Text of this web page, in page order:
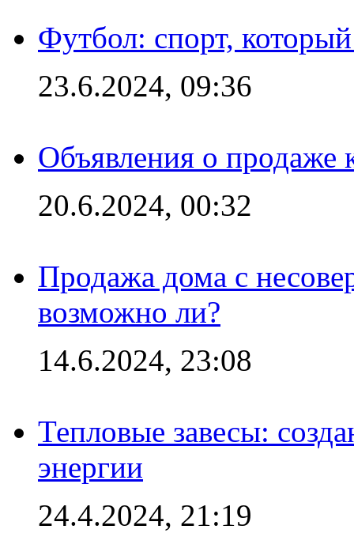
Футбол: спорт,
23.6.2024, 09:36
Объявления о продаже
20.6.2024, 00:32
Продажа дома с
возможно ли?
14.6.2024, 23:08
Тепловые завесы:
энергии
24.4.2024, 21:19